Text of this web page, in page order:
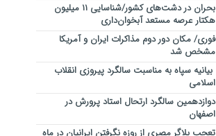
بحران در دشت‌های کشور/شناسایی ۱۱ میلیون
هکتار عرصه مستعد آبخوان‌داری
فوری/ مکان دور دوم مذاکرات ایران و آمریکا
مشخص شد
بیانیه سپاه به مناسبت سالگرد پیروزی انقلاب
اسلامی
دوازدهمین سالگرد ارتحال استاد پرورش در
اصفهان
تعجب بلاگر مصری از روزه نگرفتن ایرانیان در ماه